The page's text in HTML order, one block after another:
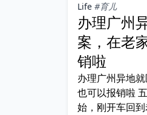
Life #育儿
办理广州
案，在老
销啦
办理广州异地
也可以报销啦
始，刚开车回